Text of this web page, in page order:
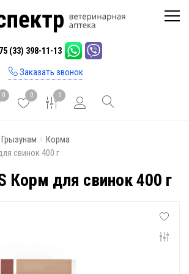
(33) 398-11-13
Заказать звонок
0 0 0
Главная
Каталог
Бренды
Отзывы
Контакты
Грызунам
Корма
свинок 400 г
Корм для свинок 400 г